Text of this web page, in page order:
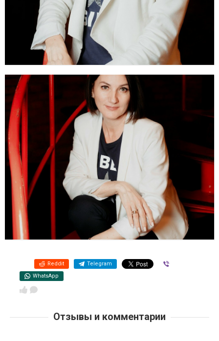
Reddit Telegram
WhatsApp
Отзывы и комментарии